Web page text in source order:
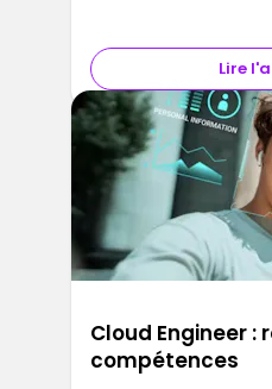
Lire
Cloud Engineer :
compétences